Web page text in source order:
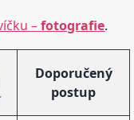
–fotografie.
Doporučený
postup